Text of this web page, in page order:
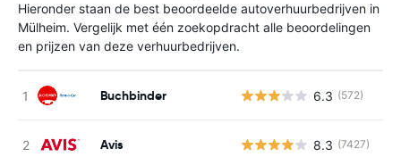
Hieronder staan de best beoordeelde autoverhuurbedrijven in
Mülheim. Vergelijk met één zoekopdracht alle beoordelingen
en prijzen van deze verhuurbedrijven.
Buchbinder 6.3 (572)
Avis 8.3 (7427)